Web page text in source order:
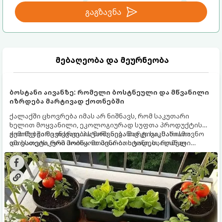
გაგზავნა
მებაღეობა და მეურნეობა
ბოსტანი აივანზე: რომელი ბოსტნეული და მწვანილი
იზრდება მარტივად ქოთნებში
ქალაქში ცხოვრება იმას არ ნიშნავს, რომ საკუთარი
ხელით მოყვანილი, ეკოლოგიურად სუფთა პროდუქტის
გემოზე უარი თქვათ. პატარა აივანიც კი საკმარისია
იმისათვის, რომ მოიწყოთ მინი-ბოსტანი, საიდანაც
ყოველდღიურად ახალ, არომატულ მწვანილსა და
ბოსტნეულს მოკრეფთ.
ქოთნებში მცენარეების მოშენება მარტივი, სასიამოვნო
და ესთეტიკური ჰობია. მთავარია იცოდეთ, რომელი
კულტურები ეგუებიან ქოთნის პირობებს ყველაზე კარგად
და როგორ მოუაროთ მათ სწორად.